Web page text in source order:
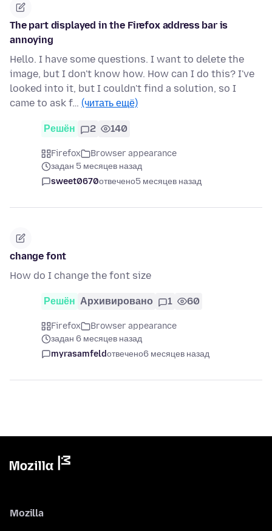
The part displayed in the Firefox address bar is
annoying
Hello. I have some questions. I want to delete the
image, but I don't know how. How can I do this? I've
looked into it, but I couldn't find a solution, so I
came to ask f… (читать ещё)
Решён 2 140
Firefox
Browser appearance
задан 5 месяцев назад
sweet0670отвечено5 месяцев назад
change font
How do I change the font size
Решён Архивировано 1 60
Firefox
Browser appearance
задан 6 месяцев назад
myrasamfeldотвечено6 месяцев назад
Mozilla